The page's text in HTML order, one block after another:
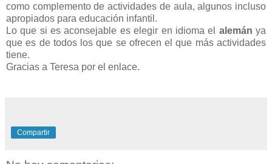
como complemento de actividades de aula, algunos incluso
apropiados para educación infantil.
Lo que si es aconsejable es elegir en idioma el alemán ya
que es de todos los que se ofrecen el que más actividades
tiene.
Gracias a Teresa por el enlace.
Compartir